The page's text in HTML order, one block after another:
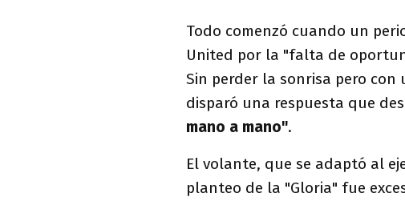
Todo comenzó cuando un
United por la "falta de
Sin perder la sonrisa pero
disparó una respuesta que
mano a mano".
El volante, que se adaptó al
planteo de la "Gloria" fue